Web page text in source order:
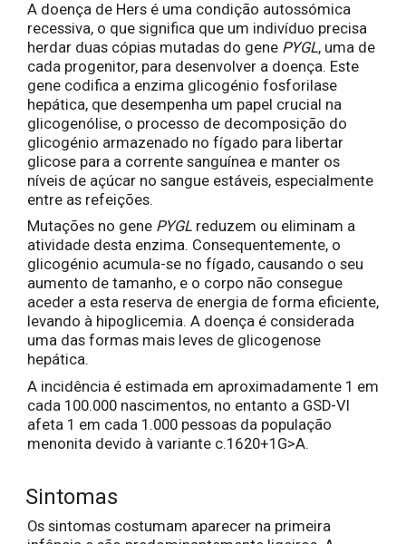
A doença de Hers é uma condição autossómica
recessiva, o que significa que um indivíduo precisa
herdar duas cópias mutadas do gene PYGL, uma de
cada progenitor, para desenvolver a doença. Este
gene codifica a enzima glicogénio fosforilase
hepática, que desempenha um papel crucial na
glicogenólise, o processo de decomposição do
glicogénio armazenado no fígado para libertar
glicose para a corrente sanguínea e manter os
níveis de açúcar no sangue estáveis, especialmente
entre as refeições.
Mutações no gene PYGL reduzem ou eliminam a
atividade desta enzima. Consequentemente, o
glicogénio acumula-se no fígado, causando o seu
aumento de tamanho, e o corpo não consegue
aceder a esta reserva de energia de forma eficiente,
levando à hipoglicemia. A doença é considerada
uma das formas mais leves de glicogenose
hepática.
A incidência é estimada em aproximadamente 1 em
cada 100.000 nascimentos, no entanto a GSD-VI
afeta 1 em cada 1.000 pessoas da população
menonita devido à variante c.1620+1G>A.
Sintomas
Os sintomas costumam aparecer na primeira